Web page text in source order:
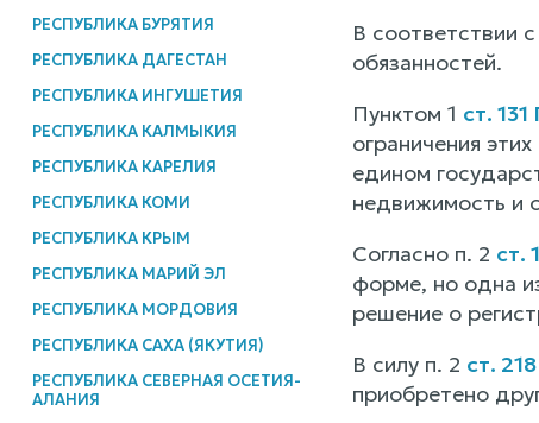
РЕСПУБЛИКА БУРЯТИЯ
РЕСПУБЛИКА ДАГЕСТАН
РЕСПУБЛИКА ИНГУШЕТИЯ
РЕСПУБЛИКА КАЛМЫКИЯ
РЕСПУБЛИКА КАРЕЛИЯ
РЕСПУБЛИКА КОМИ
РЕСПУБЛИКА КРЫМ
РЕСПУБЛИКА МАРИЙ ЭЛ
РЕСПУБЛИКА МОРДОВИЯ
РЕСПУБЛИКА САХА (ЯКУТИЯ)
РЕСПУБЛИКА СЕВЕРНАЯ ОСЕТИЯ-
АЛАНИЯ
В соответствии
обязанностей.
Пунктом 1 ст.
ограничения
едином
недвижимость и
Согласно п. 2 ст.
форме, но одна
решение о
В силу п. 2 ст.
приобретено